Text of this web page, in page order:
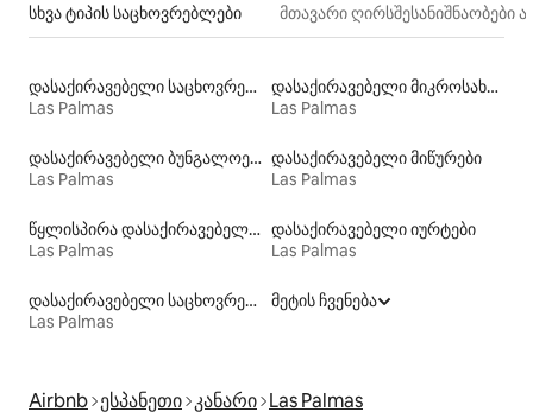
სხვა ტიპის საცხოვრებლები მთავარი
დასაქირავებელი საცხოვრებლები საუნით
Las Palmas
დასაქირავებელი მიკროსახლები
Las Palmas
დასაქირავებელი ბუნგალოები
Las Palmas
დასაქირავებელი მიწურები
Las Palmas
წყლისპირა დასაქირავებელი საცხოვრებლები
Las Palmas
დასაქირავებელი იურტები
Las Palmas
დასაქირავებელი საცხოვრებლები ჰიდრომასაჟის აუზით
Las Palmas
მეტის ჩვენება
Airbnb ესპანეთი კანარი Las Palmas